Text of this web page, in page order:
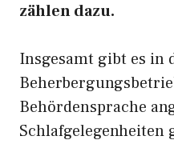
zählen dazu.
Insgesamt gibt es in
Behördensprache
Schlafgelegenheiten